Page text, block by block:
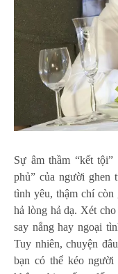
Sự âm thầm “kết
phủ” của người ghen
tình yêu, thậm chí còn
hả lòng hả dạ. Xét
say nắng hay ngoại
Tuy nhiên, chuyện
bạn có thể kéo